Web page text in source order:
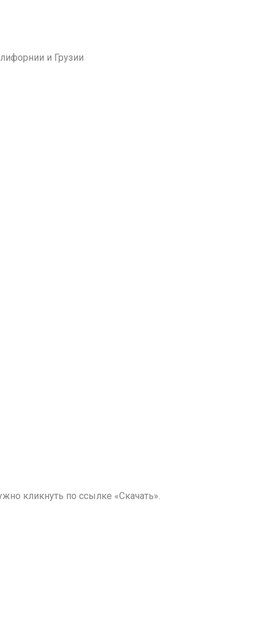
и Грузии
кликнуть по ссылке «Скачать».